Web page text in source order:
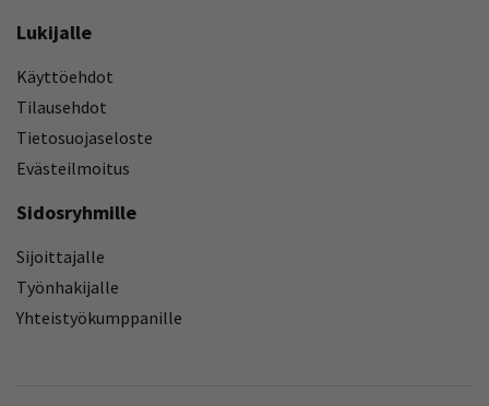
Lukijalle
Käyttöehdot
Tilausehdot
Tietosuojaseloste
Evästeilmoitus
Sidosryhmille
Sijoittajalle
Työnhakijalle
Yhteistyökumppanille